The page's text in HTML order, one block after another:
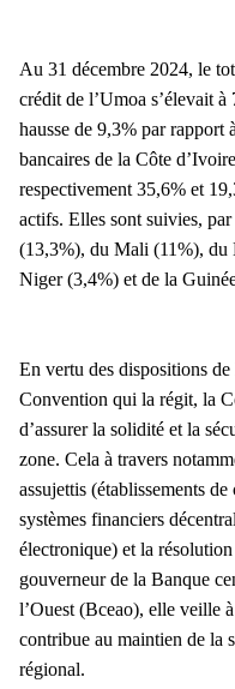
Au 31 décembre 2024, le
crédit de l’Umoa s’élevait
hausse de 9,3% par rapport
bancaires de la Côte
respectivement 35,6% et
actifs. Elles sont suivies,
(13,3%), du Mali (11%), du
Niger (3,4%) et de la
En vertu des dispositions
Convention qui la régit, la
d’assurer la solidité et la
zone. Cela à travers
assujettis (établissements
systèmes financiers
électronique) et la
gouverneur de la Banque
l’Ouest (Bceao), elle veille
contribue au maintien de la
régional.